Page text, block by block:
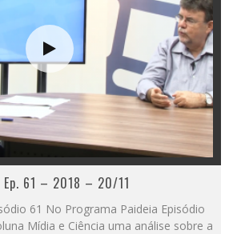
61 – 2018 – 20/11
61 No Programa Paideia Episódio
Mídia e Ciência uma análise sobre a